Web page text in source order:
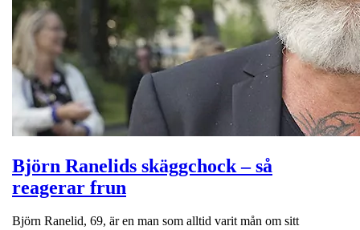
Björn Ranelids skäggchock – så
reagerar frun
Björn Ranelid, 69, är en man som alltid varit mån om sitt